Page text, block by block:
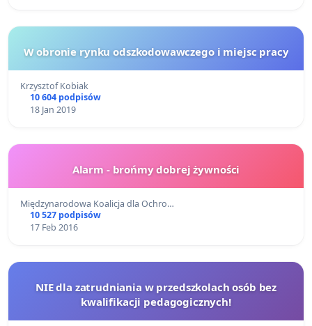
W obronie rynku odszkodowawczego i miejsc pracy
Krzysztof Kobiak
10 604 podpisów
18 Jan 2019
Alarm - brońmy dobrej żywności
Międzynarodowa Koalicja dla Ochro…
10 527 podpisów
17 Feb 2016
NIE dla zatrudniania w przedszkolach osób bez
kwalifikacji pedagogicznych!